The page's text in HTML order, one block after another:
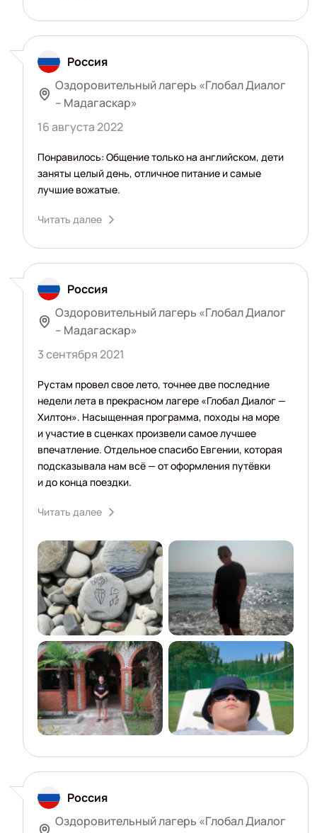
Россия
Оздоровительный лагерь «Глобал Диалог
– Мадагаскар»
16 августа 2022
Понравилось: Общение только на английском, дети
заняты целый день, отличное питание и самые
лучшие вожатые.
Читать далее
Россия
Оздоровительный лагерь «Глобал Диалог
– Мадагаскар»
3 сентября 2021
Рустам провел свое лето, точнее две последние
недели лета в прекрасном лагере «Глобал Диалог —
Хилтон». Насыщенная программа, походы на море
и участие в сценках произвели самое лучшее
впечатление. Отдельное спасибо Евгении, которая
подсказывала нам всё — от оформления путёвки
и до конца поездки.
Читать далее
Россия
Оздоровительный лагерь «Глобал Диалог